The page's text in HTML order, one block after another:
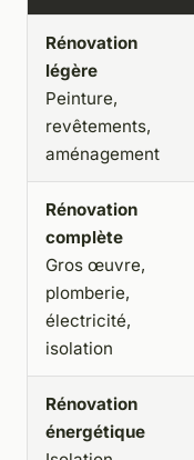
Rénovation
légère
Peinture,
revêtements,
aménagement
Rénovation
complète
Gros œuvre,
plomberie,
électricité,
isolation
Rénovation
énergétique